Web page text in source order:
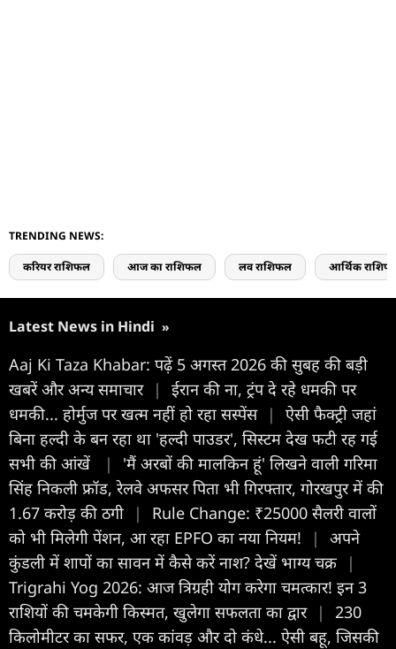
TRENDING NEWS:
करियर राशिफल आज का राशिफल लव राशिफल आर्थिक
Latest News in Hindi »
Aaj Ki Taza Khabar: पढ़ें 5 अगस्त 2026 की सुबह की बड़ी
खबरें और अन्य समाचार |
ईरान की ना, ट्रंप दे रहे धमकी पर
धमकी... होर्मुज पर खत्म नहीं हो रहा सस्पेंस |
ऐसी फैक्ट्री जहां
बिना हल्दी के बन रहा था 'हल्दी पाउडर', सिस्टम देख फटी रह गई
सभी की आंखें
|
'मैं अरबों की मालकिन हूं' लिखने वाली गरिमा
सिंह निकली फ्रॉड, रेलवे अफसर पिता भी गिरफ्तार, गोरखपुर में की
1.67 करोड़ की ठगी
|
Rule Change: ₹25000 सैलरी वालों
को भी मिलेगी पेंशन, आ रहा EPFO का नया नियम!
|
अपने
कुंडली में शापों का सावन में कैसे करें नाश? देखें भाग्य चक्र
|
Trigrahi Yog 2026: आज त्रिग्रही योग करेगा चमत्कार! इन 3
राशियों की चमकेगी किस्मत, खुलेगा सफलता का द्वार |
230
किलोमीटर का सफर, एक कांवड़ और दो कंधे... ऐसी बहू, जिसकी